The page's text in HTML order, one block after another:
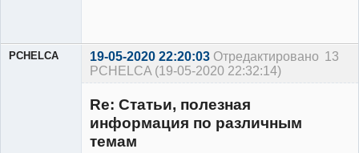
13
PCHELCA 19-05-2020 22:20:03 Отредактировано
PCHELCA (19-05-2020 22:32:14)
Re: Статьи, полезная
информация по различным
темам